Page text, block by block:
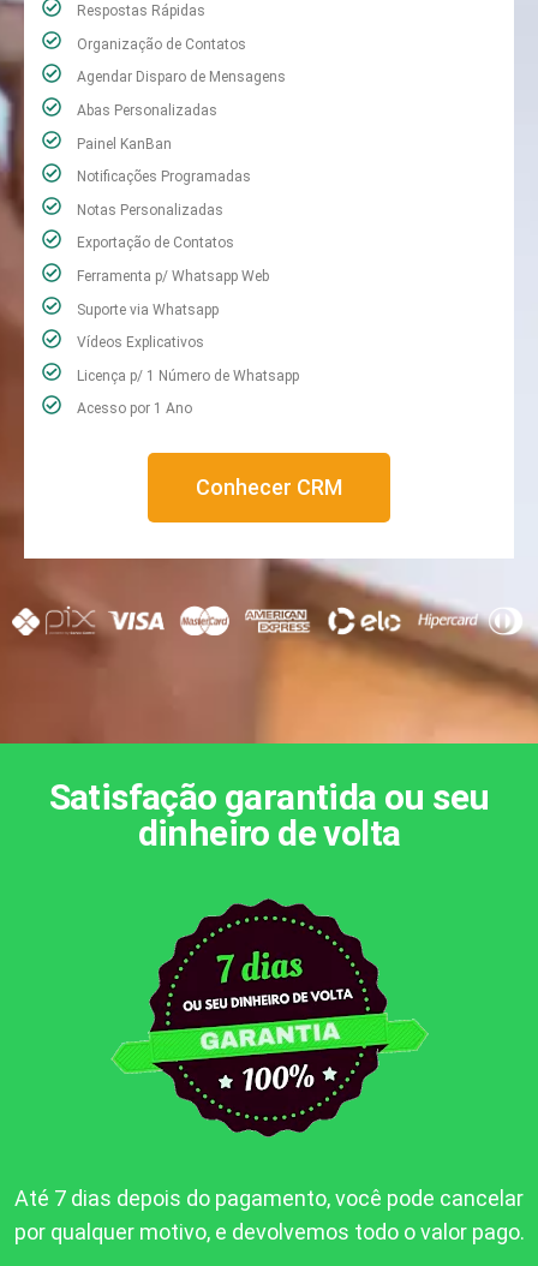
Respostas Rápidas
Organização de Contatos
Agendar Disparo de Mensagens
Abas Personalizadas
Painel KanBan
Notificações Programadas
Notas Personalizadas
Exportação de Contatos
Ferramenta p/ Whatsapp Web
Suporte via Whatsapp
Vídeos Explicativos
Licença p/ 1 Número de Whatsapp
Acesso por 1 Ano
Conhecer CRM
Satisfação garantida ou seu
dinheiro de volta
Até 7 dias depois do pagamento, você pode cancelar
por qualquer motivo, e devolvemos todo o valor pago.